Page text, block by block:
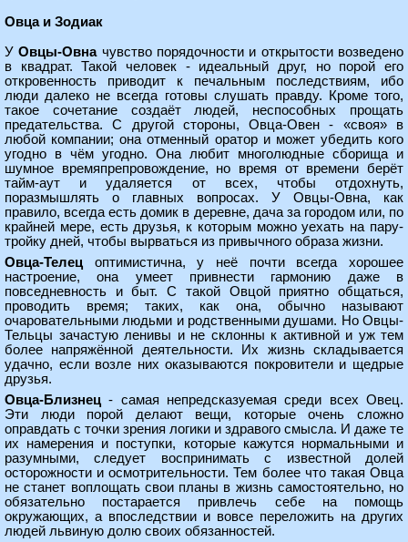
Овца и Зодиак
УОвцы-Овначувство порядочности и открытости возведено
в квадрат. Такой человек - идеальный друг, но порой его
откровенность приводит к печальным последствиям, ибо
люди далеко не всегда готовы слушать правду. Кроме того,
такое сочетание создаёт людей, неспособных прощать
предательства. С другой стороны, Овца-Овен - «своя» в
любой компании; она отменный оратор и может убедить кого
угодно в чём угодно. Она любит многолюдные сборища и
шумное времяпрепровождение, но время от времени берёт
тайм-аут и удаляется от всех, чтобы отдохнуть,
поразмышлять о главных вопросах. У Овцы-Овна, как
правило, всегда есть домик в деревне, дача за городом или, по
крайней мере, есть друзья, к которым можно уехать на пару-
тройку дней, чтобы вырваться из привычного образа жизни.
Овца-Телец оптимистична, у неё почти всегда хорошее
настроение, она умеет привнести гармонию даже в
повседневность и быт. С такой Овцой приятно общаться,
проводить время; таких, как она, обычно называют
очаровательными людьми и родственными душами. Но Овцы-
Тельцы зачастую ленивы и не склонны к активной и уж тем
более напряжённой деятельности. Их жизнь складывается
удачно, если возле них оказываются покровители и щедрые
друзья.
Овца-Близнец - самая непредсказуемая среди всех Овец.
Эти люди порой делают вещи, которые очень сложно
оправдать с точки зрения логики и здравого смысла. И даже те
их намерения и поступки, которые кажутся нормальными и
разумными, следует воспринимать с известной долей
осторожности и осмотрительности. Тем более что такая Овца
не станет воплощать свои планы в жизнь самостоятельно, но
обязательно постарается привлечь себе на помощь
окружающих, а впоследствии и вовсе переложить на других
людей львиную долю своих обязанностей.